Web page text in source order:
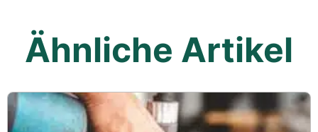
Ähnliche Artikel